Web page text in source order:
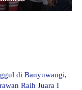
di Banyuwangi,
Raih Juara I